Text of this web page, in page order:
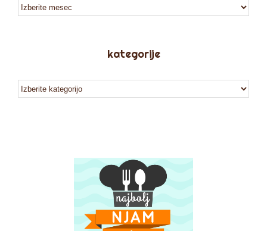
arhiv
kategorije
kategorije